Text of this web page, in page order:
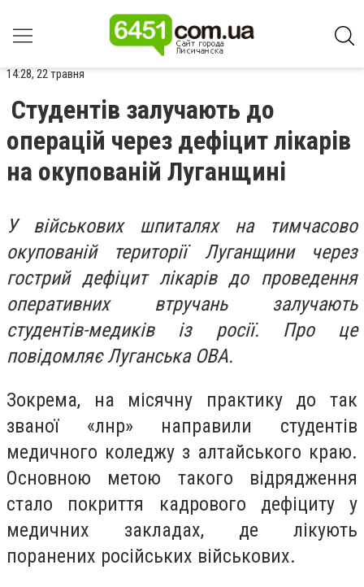
14:28, 22 травня
Студентів залучають до
операцій через дефіцит лікарів
на окупованій Луганщині
У військових шпиталях на тимчасово
окупованій території Луганщини через
гострий дефіцит лікарів до проведення
оперативних втручань залучають
студентів-медиків із росії. Про це
повідомляє Луганська ОВА.
Зокрема, на місячну практику до так
званої «лнр» направили студентів
медичного коледжу з алтайського краю.
Основною метою такого відрядження
стало покриття кадрового дефіциту у
медичних закладах, де лікують
поранених російських військових.